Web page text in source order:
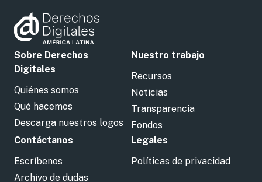
Sobre Derechos
Digitales
Quiénes somos
Qué hacemos
Descarga nuestros logos
Nuestro trabajo
Recursos
Noticias
Transparencia
Fondos
Contáctanos
Escríbenos
Archivo de dudas
Legales
Políticas de privacidad